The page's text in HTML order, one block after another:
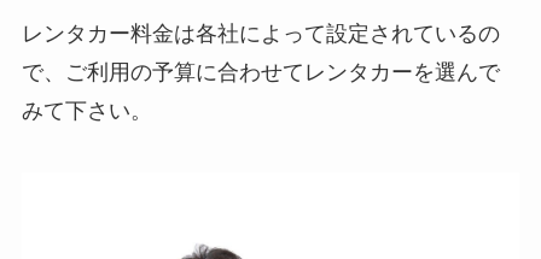
レンタカー料金は各社によって設定されているの
で、ご利用の予算に合わせてレンタカーを選んで
みて下さい。